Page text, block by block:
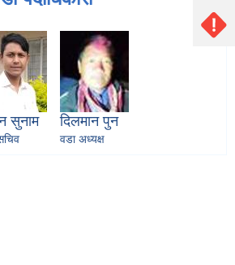
सुनाम दिलमान पुन
वडा अध्यक्ष